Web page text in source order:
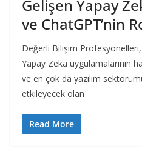
Gelişen Yapay
ve ChatGPT’nin
Değerli Bilişim
Yapay Zeka uygulamalarının
ve en çok da yazılım
etkileyecek olan
Read More